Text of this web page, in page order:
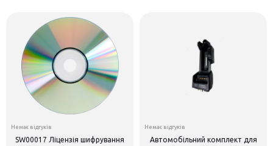
SW00017 Ліцензія шифрування
Немає відгуків
Автомобільний комплект для
Немає відгуків